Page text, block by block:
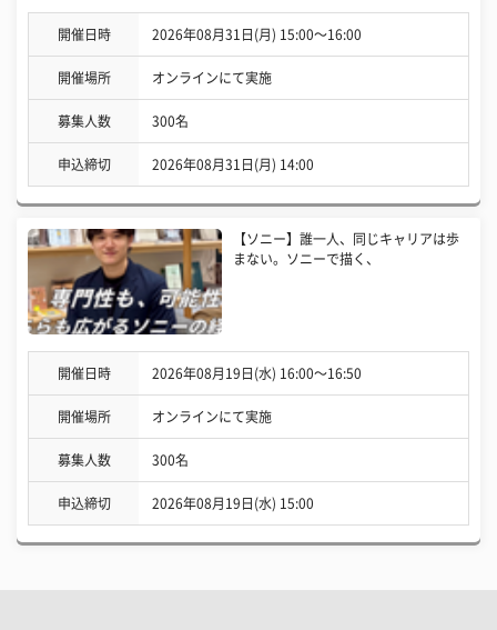
開催日時 2026年08月31日(月) 15:00〜16:00
開催場所 オンラインにて実施
募集人数 300名
申込締切 2026年08月31日(月) 14:00
【ソニー】誰一人、同じキャリアは歩
まない。ソニーで描く、
開催日時 2026年08月19日(水) 16:00〜16:50
開催場所 オンラインにて実施
募集人数 300名
申込締切 2026年08月19日(水) 15:00